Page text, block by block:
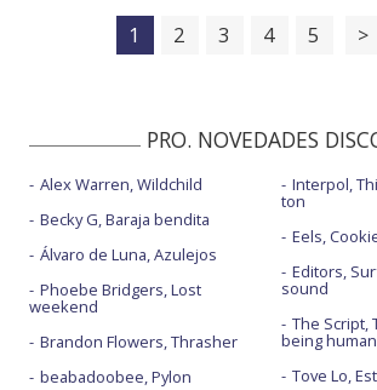
1 2 3 4 5 >
PRO. NOVEDADES
Alex Warren, Wildchild
Becky G, Baraja bendita
Álvaro de Luna, Azulejos
Phoebe Bridgers, Lost
weekend
Brandon Flowers, Thrasher
beabadoobee, Pylon
Interpol,
ton
Eels,
Editors,
sound
The Script,
being human
Tove Lo,